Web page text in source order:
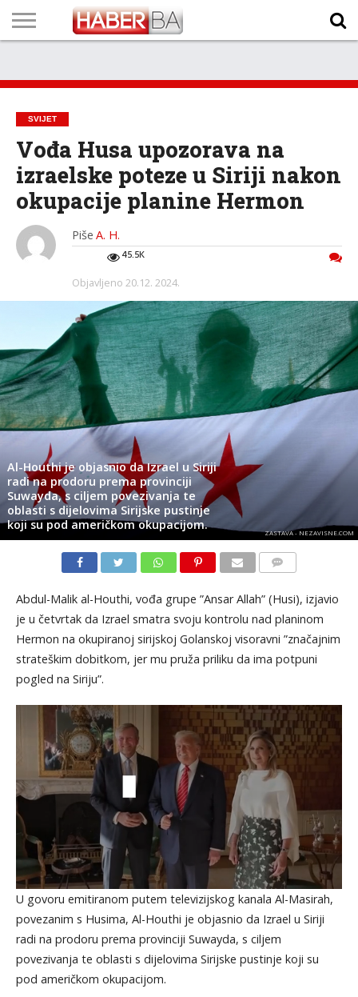
TECH
PROGRAM
PROGNOZA
PUTEVIMA
LISTA
NAMA
SVIJET
Vođa Husa upozorava na
izraelske poteze u Siriji nakon
okupacije planine Hermon
Piše A. H.
45.5K
Objavljeno 20.12. 2024.
Al-Houthi je objasnio da Izrael u Siriji
radi na prodoru prema provinciji
Suwayda, s ciljem povezivanja te
oblasti s dijelovima Sirijske pustinje
koji su pod američkom okupacijom.
ZASTAVA - NEZAVISNE.COM
Abdul-Malik al-Houthi, vođa grupe ”Ansar Allah” (Husi), izjavio
je u četvrtak da Izrael smatra svoju kontrolu nad planinom
Hermon na okupiranoj sirijskoj Golanskoj visoravni ”značajnim
strateškim dobitkom, jer mu pruža priliku da ima potpuni
pogled na Siriju”.
U govoru emitiranom putem televizijskog kanala Al-Masirah,
povezanim s Husima, Al-Houthi je objasnio da Izrael u Siriji
radi na prodoru prema provinciji Suwayda, s ciljem
povezivanja te oblasti s dijelovima Sirijske pustinje koji su
pod američkom okupacijom.